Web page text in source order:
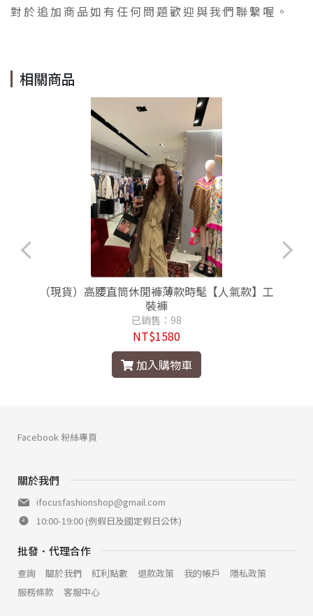
對於追加商品如有任何問題歡迎與我們聯繫喔。
相關商品
（現貨）高腰直筒休閒褲薄款時髦【人氣款】工
裝褲
已銷售：98
NT$1580
加入購物車
關於我們
ifocusfashionshop@gmail.com
10:00-19:00 (例假日及國定假日公休)
批發．代理合作
查詢 關於我們 紅利點數 退款政策 我的帳戶
隱私政策
服務條款
客服中心
Facebook 粉絲專頁